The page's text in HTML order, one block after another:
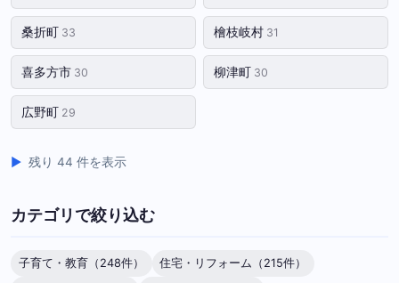
桑折町 33 檜枝岐村 31
喜多方市 30 柳津町 30
広野町 29
残り 44 件を表示
カテゴリで絞り込む
子育て・教育（248件）
住宅・リフォーム（215件）